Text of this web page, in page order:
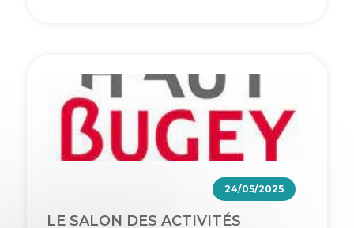
24/05/2025
LE SALON DES ACTIVITÉS